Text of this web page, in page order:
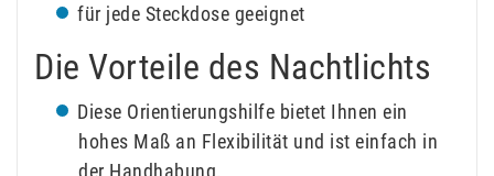
für jede Steckdose geeignet
Die Vorteile des Nachtlichts
Diese Orientierungshilfe bietet Ihnen ein
hohes Maß an Flexibilität und ist einfach in
der Handhabung.